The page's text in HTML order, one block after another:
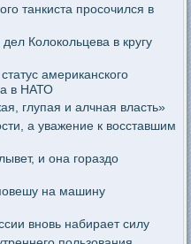
танкиста просочился в
Колокольцева в кругу
американского
в НАТО
глупая и алчная власть»
а уважение к восставшим
и она гораздо
на машину
вновь набирает силу